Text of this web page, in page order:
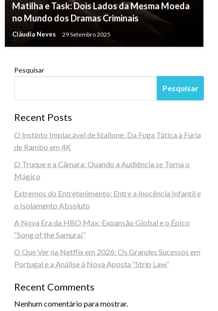
Matilha e Task: Dois Lados da Mesma Moeda
no Mundo dos Dramas Criminais
Cláudia Neves 29 Setembro 2025
Pesquisar
Pesquisar
Recent Posts
O Instinto Implacável de Stallone: Da Fuga Tática à Fúria
de Rambo em 4K
O Truque e a Câmara: Quando a Audiência se Torna o
Mágico
Extremos do Entretenimento: Entre a Inocência Infantil e
o Isolamento Absoluto
A Nova Era da HBO Max: Expansão Global e o Épico
“Song of the Samurai”
O Que Ver na Netflix em 2026: Os Grandes Sucessos em
Portugal e a Análise à Nova Aposta “Strip Law”
Recent Comments
Nenhum comentário para mostrar.